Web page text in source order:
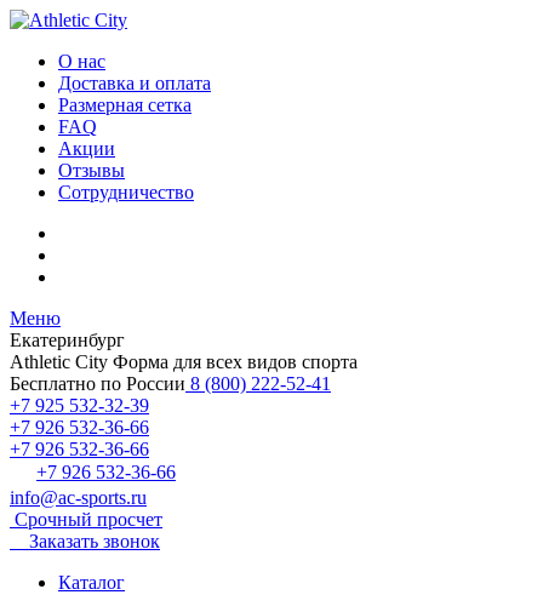
О нас
Доставка и оплата
Размерная сетка
FAQ
Акции
Отзывы
Сотрудничество
Меню
Екатеринбург
Athletic City Форма для всех видов спорта
Бесплатно по России 8 (800) 222-52-41
+7 925 532-32-39
+7 926 532-36-66
+7 926 532-36-66
+7 926 532-36-66
info@ac-sports.ru
Срочный просчет
Заказать звонок
Каталог